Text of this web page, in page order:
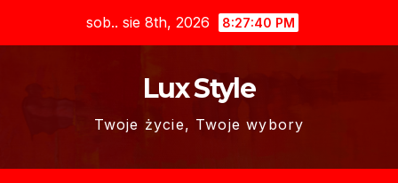
sob.. sie 8th, 2026 8:27:41 PM
Lux Style
Twoje życie, Twoje wybory